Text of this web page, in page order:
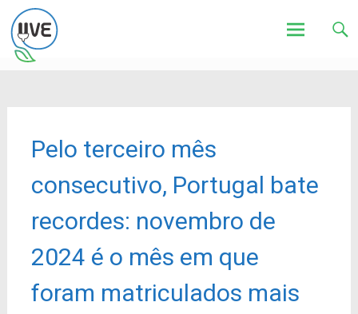
Pelo terceiro mês
consecutivo, Portugal bate
recordes: novembro de
2024 é o mês em que
foram matriculados mais